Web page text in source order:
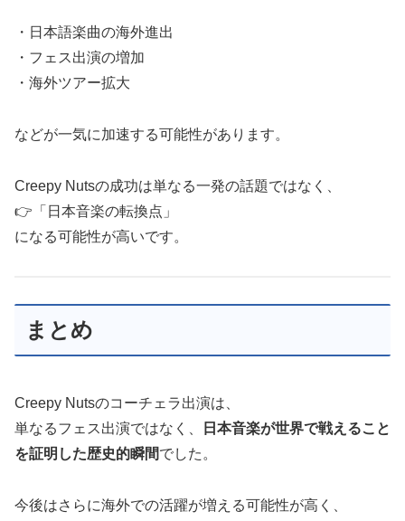
・日本語楽曲の海外進出
・フェス出演の増加
・海外ツアー拡大
などが一気に加速する可能性があります。
Creepy Nutsの成功は単なる一発の話題ではなく、
👉「日本音楽の転換点」
になる可能性が高いです。
まとめ
Creepy Nutsのコーチェラ出演は、
単なるフェス出演ではなく、
日本音楽が世界で戦えること
を証明した歴史的瞬間でした。
今後はさらに海外での活躍が増える可能性が高く、